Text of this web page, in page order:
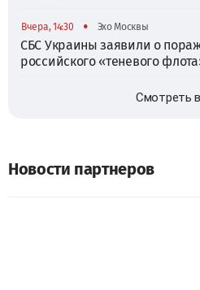
Вчера, 14:30 • Эхо Москвы
СБС Украины заявили о
российского «теневого
Смотреть
Новости партнеров